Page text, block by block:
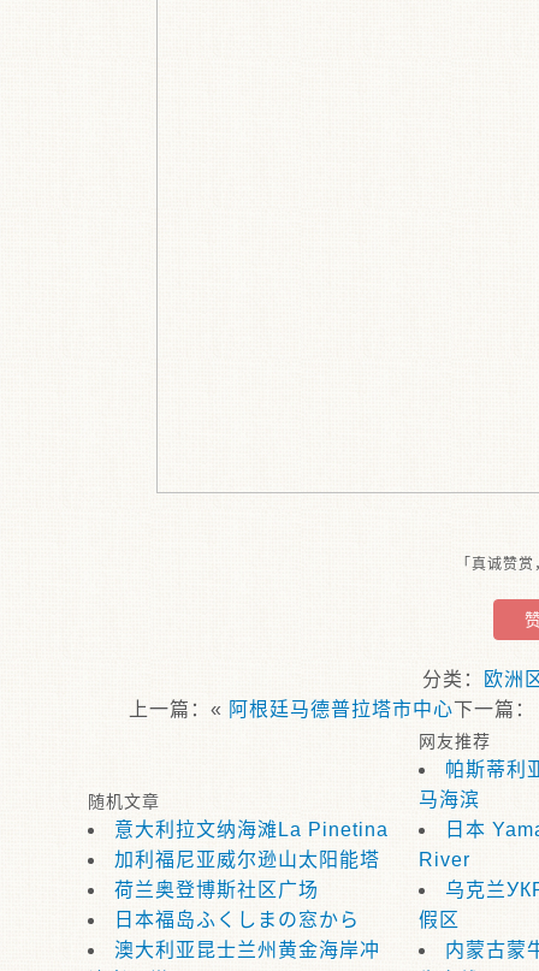
「真诚赞
分类：
欧洲
上一篇：« 阿根廷马德普拉塔市中心下一篇
随机文章
意大利拉文纳海滩La Pinetina
加利福尼亚威尔逊山太阳能塔
荷兰奥登博斯社区广场
日本福岛ふくしまの窓から
澳大利亚昆士兰州黄金海岸冲
网友推荐
帕斯蒂利
马海滨
日本
River
乌克兰
假区
内蒙古蒙